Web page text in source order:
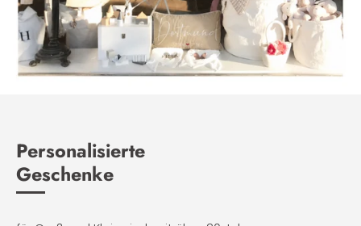
Personalisierte
Geschenke